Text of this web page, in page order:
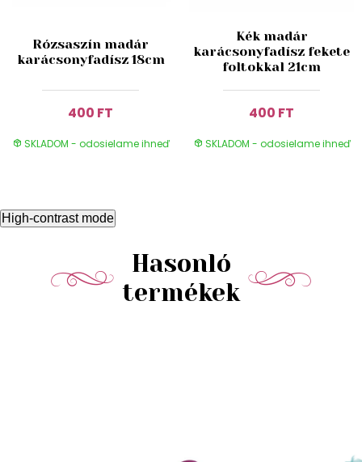
Rózsaszín madár
karácsonyfadísz 18cm
400 FT
SKLADOM - odosielame ihneď
Kék madár
karácsonyfadísz fekete
foltokkal 21cm
400 FT
SKLADOM - odosielame ihneď
High-contrast mode
Hasonló
termékek